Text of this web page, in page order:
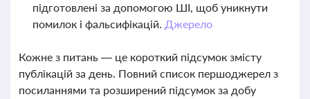
підготовлені за допомогою ШІ, щоб уникнути
помилок і фальсифікацій. Джерело
Кожне з питань — це короткий підсумок змісту
публікацій за день. Повний список першоджерел з
посиланнями та розширений підсумок за добу